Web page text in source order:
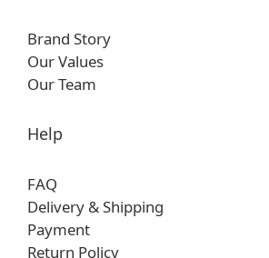
Brand Story
Our Values
Our Team
Help
FAQ
Delivery & Shipping
Payment
Return Policy